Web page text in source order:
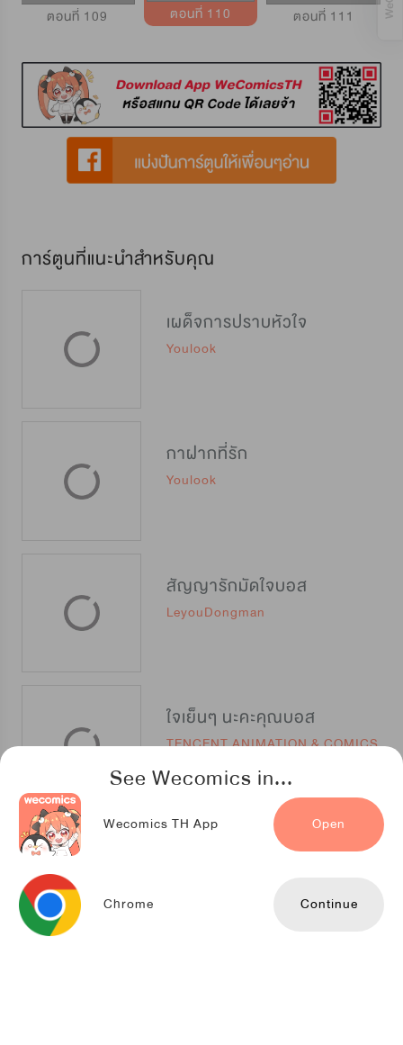
See Wecomics in...
Wecomics TH App Open
Chrome Continue
ตอนที่ 109 ตอนที่ 110 ตอนที่ 111
การ์ตูนที่แนะนำสำหรับคุณ
เผด็จการปราบหัวใจ
Youlook
กาฝากที่รัก
Youlook
สัญญารักมัดใจบอส
LeyouDongman
ใจเย็นๆ นะคะคุณบอส
TENCENT ANIMATION & COMICS
สกู๊ปพิเศษของฉันคือนาย